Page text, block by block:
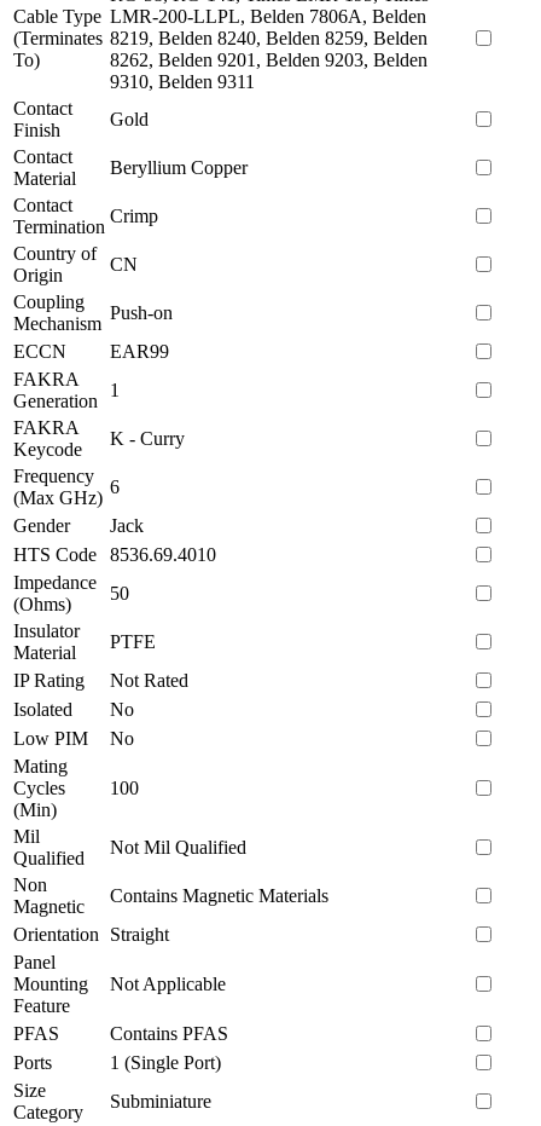
Cable Type
(Terminates
To)
LMR-200-LLPL, Belden 7806A, Belden
8219, Belden 8240, Belden 8259, Belden
8262, Belden 9201, Belden 9203, Belden
9310, Belden 9311
Contact
Finish
Gold
Contact
Material
Beryllium Copper
Contact
Termination
Crimp
Country of
Origin
CN
Coupling
Mechanism
Push-on
ECCN
EAR99
FAKRA
Generation
1
FAKRA
Keycode
K - Curry
Frequency
(Max GHz)
6
Gender
Jack
HTS Code
8536.69.4010
Impedance
(Ohms)
50
Insulator
Material
PTFE
IP Rating
Not Rated
Isolated
No
Low PIM
No
Mating
Cycles
(Min)
100
Mil
Qualified
Not Mil Qualified
Non
Magnetic
Contains Magnetic Materials
Orientation
Straight
Panel
Mounting
Feature
Not Applicable
PFAS
Contains PFAS
Ports
1 (Single Port)
Size
Category
Subminiature